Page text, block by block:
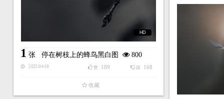
HD
1 张 停在树枝上的蜂鸟黑白图 800
2022-04-18 踩 168
赞 189
收藏